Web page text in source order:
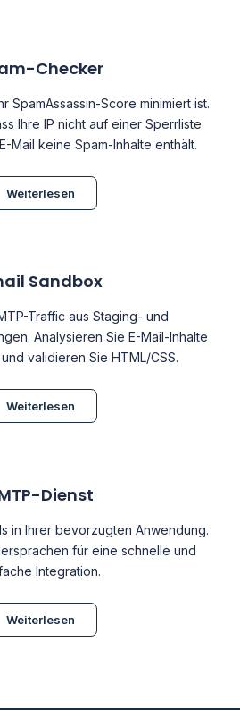
Checker
SpamAssassin-Score minimiert ist.
Ihre IP nicht auf einer Sperrliste
Mail keine Spam-Inhalte enthält.
Weiterlesen
Sandbox
Traffic aus Staging- und
Analysieren Sie E-Mail-Inhalte
validieren Sie HTML/CSS.
Weiterlesen
Dienst
in Ihrer bevorzugten Anwendung.
für eine schnelle und
Integration.
Weiterlesen